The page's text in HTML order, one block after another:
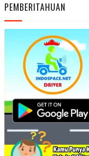
PEMBERITAHUAN